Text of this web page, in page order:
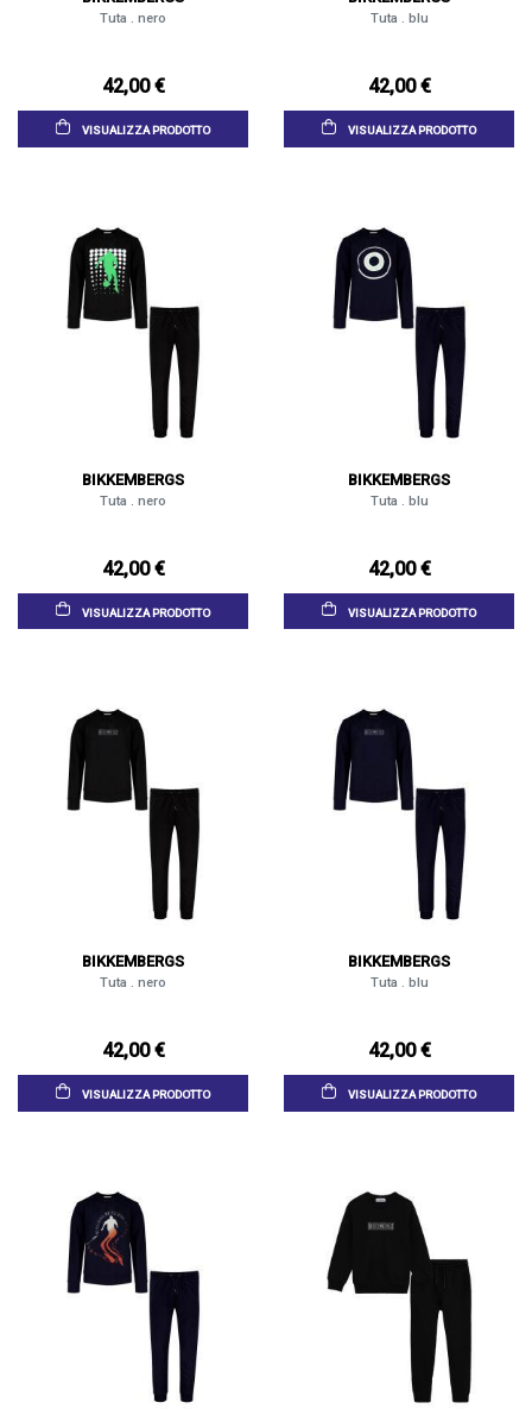
Tuta . nero
42,00 €
VISUALIZZA PRODOTTO
Tuta . blu
42,00 €
VISUALIZZA PRODOTTO
BIKKEMBERGS
Tuta . nero
42,00 €
VISUALIZZA PRODOTTO
BIKKEMBERGS
Tuta . blu
42,00 €
VISUALIZZA PRODOTTO
BIKKEMBERGS
Tuta . nero
42,00 €
VISUALIZZA PRODOTTO
BIKKEMBERGS
Tuta . blu
42,00 €
VISUALIZZA PRODOTTO